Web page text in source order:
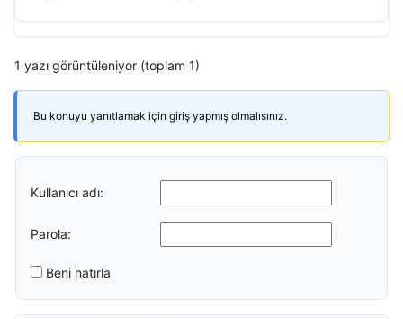
1 yazı görüntüleniyor (toplam 1)
Bu konuyu yanıtlamak için giriş yapmış olmalısınız.
Kullanıcı adı:
Parola:
Beni hatırla